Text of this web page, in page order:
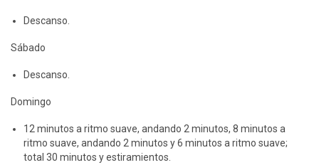
Descanso.
Sábado
Descanso.
Domingo
12 minutos a ritmo suave, andando 2 minutos, 8 minutos a
ritmo suave, andando 2 minutos y 6 minutos a ritmo suave;
total 30 minutos y estiramientos.